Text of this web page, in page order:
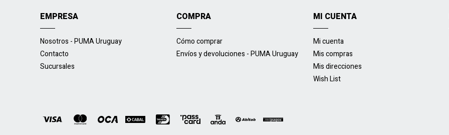
EMPRESA
Nosotros - PUMA Uruguay
Contacto
Sucursales
COMPRA
Cómo comprar
Envíos y devoluciones - PUMA Uruguay
MI CUENTA
Mi cuenta
Mis compras
Mis direcciones
Wish List